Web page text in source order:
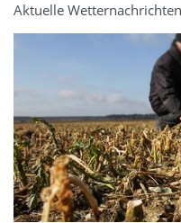
Aktuelle Wetternachrichten